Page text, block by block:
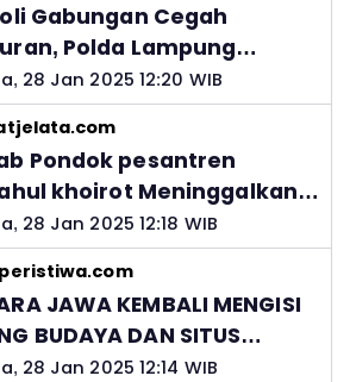
Gabungan Cegah
Polda Lampung
Peran Orang Tua
28 Jan 2025 12:20 WIB
Pondok pesantren
khoirot Meninggalkan
Ke Material, Mantan
PUPR Harus Bertanggung
28 Jan 2025 12:18 WIB
JAWA KEMBALI MENGISI
BUDAYA DAN SITUS
NUSANTARA
28 Jan 2025 12:14 WIB